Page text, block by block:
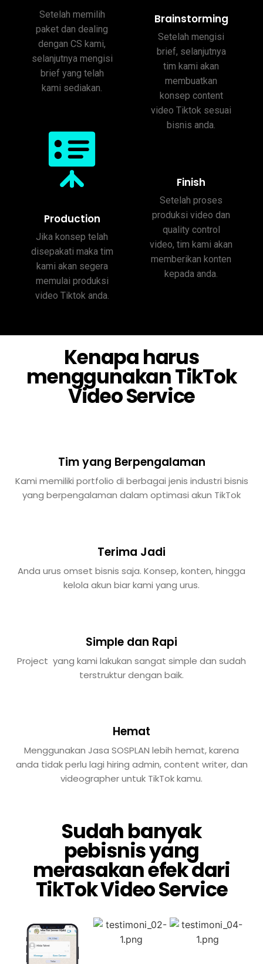
Setelah memilih
paket dan dealing
dengan CS kami,
selanjutnya mengisi
brief yang telah
kami sediakan.
Production
Jika konsep telah
disepakati maka tim
kami akan segera
memulai produksi
video Tiktok anda.
Brainstorming
Setelah mengisi
brief, selanjutnya
tim kami akan
membuatkan
konsep content
video Tiktok sesuai
bisnis anda.
Finish
Setelah proses
produksi video dan
quality control
video, tim kami akan
memberikan konten
kepada anda.
Kenapa harus
menggunakan TikTok
Video Service
Tim yang Berpengalaman
Kami memiliki portfolio di berbagai jenis industri bisnis
yang berpengalaman dalam optimasi akun TikTok
Terima Jadi
Anda urus omset bisnis saja. Konsep, konten, hingga
kelola akun biar kami yang urus.
Simple dan Rapi
Project yang kami lakukan sangat simple dan sudah
terstruktur dengan baik.
Hemat
Menggunakan Jasa SOSPLAN lebih hemat, karena
anda tidak perlu lagi hiring admin, content writer, dan
videographer untuk TikTok kamu.
Sudah banyak
pebisnis yang
merasakan efek dari
TikTok Video Service